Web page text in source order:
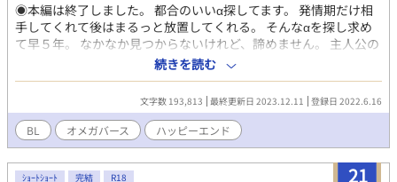
◉本編は終了しました。 都合のいいα探してます。 発情期だけ相
手してくれて後はまるっと放置してくれる。 そんなαを探し求め
て早５年。 なかなか見つからないけれど、諦めません。 主人公の
過去が重くてしんどいです。 嫌な女も出てきます。 苦手な方はご
注意ください。 ※『選ばれない僕の生きる道』と同じ世界線です
が、これだけでも問題ありません ※地名などは架空(と作者が思っ
てる)のものです ※設定は独自のものです ※加筆修正版をムーン
ライトノベルズに掲載しています。
続きを読む
文字数 193,813 最終更新日 2023.12.11 登録日 2022.6.16
BL オメガバース ハッピーエンド
21
ｼｮｰﾄｼｮｰﾄ 完結 R18